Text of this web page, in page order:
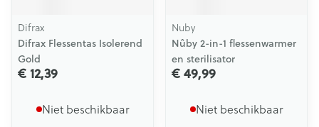
Difrax
Difrax Flessentas Isolerend
Gold
€ 12,39
Niet beschikbaar
Nuby
Nûby 2-in-1 flessenwarmer
en sterilisator
€ 49,99
Niet beschikbaar